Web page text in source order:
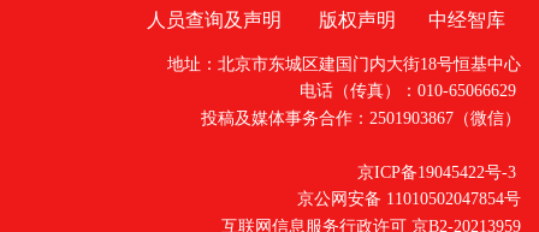
人员查询及声明
版权声明 中经智库
地址：北京市东城区建国门内大街18号恒基中心
电话（传真）：010-65066629
投稿及媒体事务合作：2501903867（微信）
京ICP备19045422号-3
京公网安备 11010502047854号
互联网信息服务行政许可 京B2-20213959